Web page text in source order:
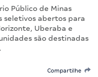
Público de Minas
seletivos abertos para
Uberaba e
são destinadas
Compartilhe